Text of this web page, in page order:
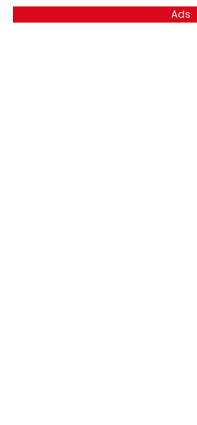
Ads